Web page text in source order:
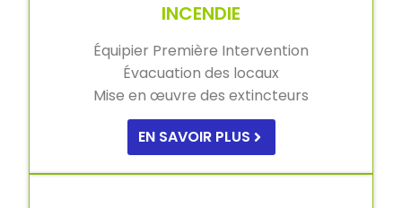
INCENDIE
Équipier Première Intervention
Évacuation des locaux
Mise en œuvre des extincteurs
EN SAVOIR PLUS